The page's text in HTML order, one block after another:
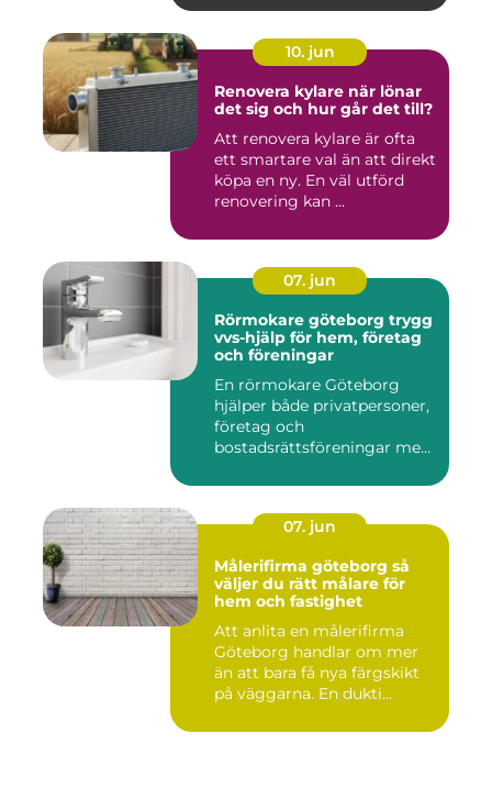
10. jun
Renovera kylare när lönar
det sig och hur går det till?
Att renovera kylare är ofta
ett smartare val än att direkt
köpa en ny. En väl utförd
renovering kan ...
07. jun
Rörmokare göteborg trygg
vvs-hjälp för hem, företag
och föreningar
En rörmokare Göteborg
hjälper både privatpersoner,
företag och
bostadsrättsföreningar med
07. jun
Målerifirma göteborg så
väljer du rätt målare för
hem och fastighet
Att anlita en målerifirma
Göteborg handlar om mer
än att bara få nya färgskikt
på väggarna. En dukti...